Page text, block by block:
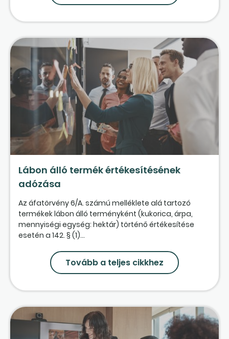
Lábon álló termék értékesítésének
adózása
Az áfatörvény 6/A. számú melléklete alá tartozó
termékek lábon álló terményként (kukorica, árpa,
mennyiségi egység: hektár) történő értékesítése
esetén a 142. § (1)...
Tovább a teljes cikkhez